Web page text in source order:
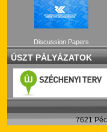
Discussion Papers
ÚSZT PÁLYÁZATOK
7621